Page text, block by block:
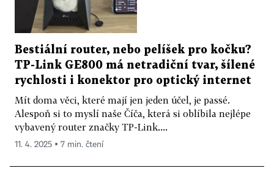
Bestiální router, nebo pelíšek pro kočku?
TP-Link GE800 má netradiční tvar, šílené
rychlosti i konektor pro optický internet
Mít doma věci, které mají jen jeden účel, je passé.
Alespoň si to myslí naše Číča, která si oblíbila nejlépe
vybavený router značky TP-Link....
11. 4. 2025 ▪ 7 min. čtení